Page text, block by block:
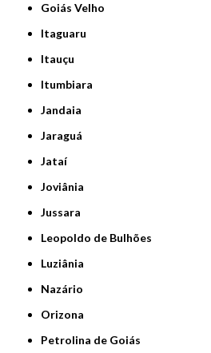
Goiás Velho
Itaguaru
Itauçu
Itumbiara
Jandaia
Jaraguá
Jataí
Joviânia
Jussara
Leopoldo de Bulhões
Luziânia
Nazário
Orizona
Petrolina de Goiás